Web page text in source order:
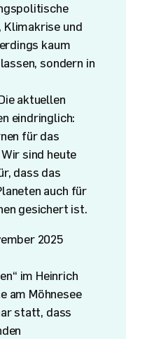
Klimakrise und
kaum
sondern in
aktuellen
eindringlich:
für das
sind heute
dass das
auch für
gesichert ist.
2025
im Heinrich
am Möhnesee
statt, dass